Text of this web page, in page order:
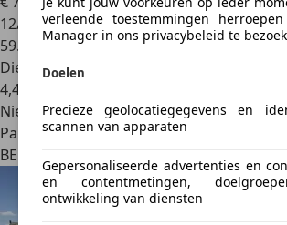
12/2020
59.305 km
Diesel
4,4 l/100 km (comb.)
Nieuw
Particulier
BE 6150
verleende toestemmingen
Manager in ons privacybeleid te
Doelen
Precieze geolocatiegegevens en
scannen van apparaten
Gepersonaliseerde advertenties en
en contentmetingen,
ontwikkeling van diensten